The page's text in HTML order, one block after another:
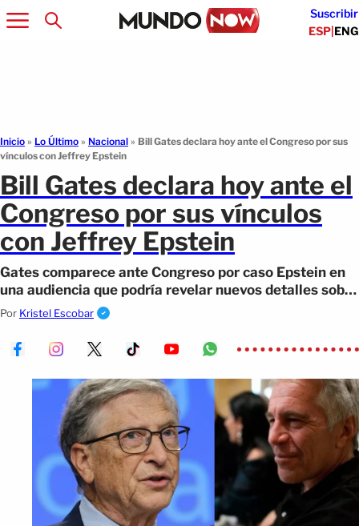
Suscribir
ESP|ENG
Inicio » Lo Último » Nacional » Bill Gates declara hoy ante el Congreso por sus
vínculos con Jeffrey Epstein
Bill Gates declara hoy ante el
Congreso por sus vínculos
con Jeffrey Epstein
Gates comparece ante Congreso por caso Epstein en
una audiencia que podría revelar nuevos detalles sobre
uno de los escándalos más polémicos.
Por Kristel Escobar